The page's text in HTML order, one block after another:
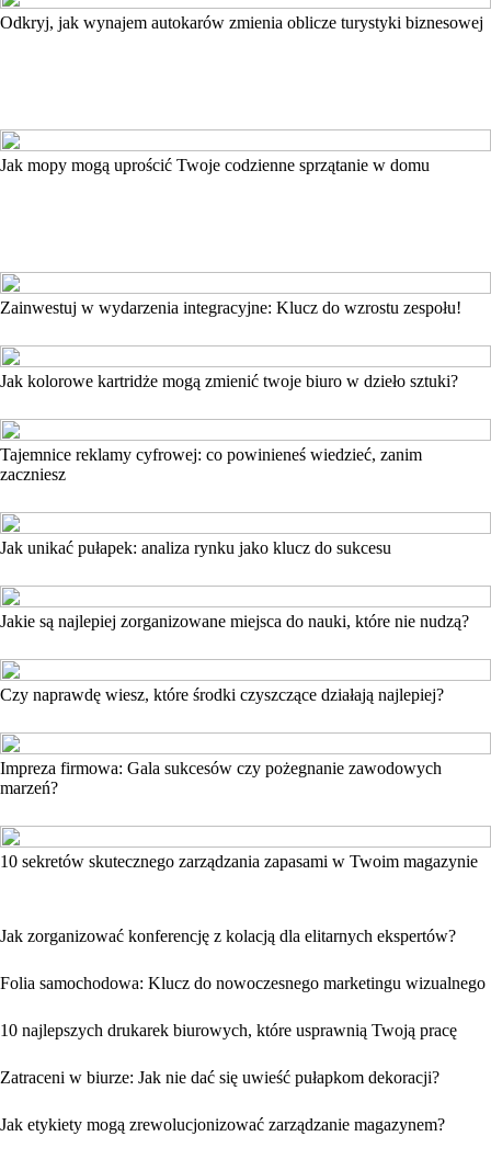
Odkryj, jak wynajem autokarów zmienia oblicze turystyki biznesowej
Jak mopy mogą uprościć Twoje codzienne sprzątanie w domu
Zainwestuj w wydarzenia integracyjne: Klucz do wzrostu zespołu!
Jak kolorowe kartridże mogą zmienić twoje biuro w dzieło sztuki?
Tajemnice reklamy cyfrowej: co powinieneś wiedzieć, zanim
zaczniesz
Jak unikać pułapek: analiza rynku jako klucz do sukcesu
Jakie są najlepiej zorganizowane miejsca do nauki, które nie nudzą?
Czy naprawdę wiesz, które środki czyszczące działają najlepiej?
Impreza firmowa: Gala sukcesów czy pożegnanie zawodowych
marzeń?
10 sekretów skutecznego zarządzania zapasami w Twoim magazynie
Jak zorganizować konferencję z kolacją dla elitarnych ekspertów?
Folia samochodowa: Klucz do nowoczesnego marketingu wizualnego
10 najlepszych drukarek biurowych, które usprawnią Twoją pracę
Zatraceni w biurze: Jak nie dać się uwieść pułapkom dekoracji?
Jak etykiety mogą zrewolucjonizować zarządzanie magazynem?